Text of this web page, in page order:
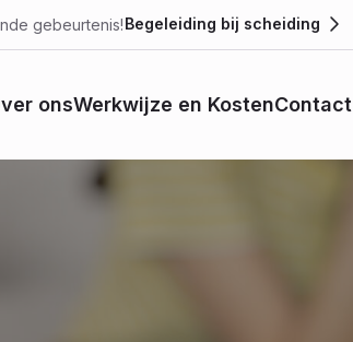
gebeurtenis!Begeleiding bij scheiding
onsWerkwijze en KostenContact